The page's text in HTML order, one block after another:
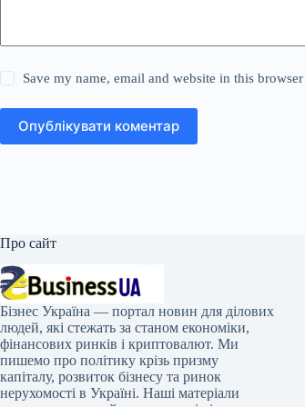
Save my name, email and website in this
Опублікувати коментар
Про сайт
Бізнес Україна — портал новин для ділових
людей, які стежать за станом економіки,
фінансових ринків і криптовалют. Ми
пишемо про політику крізь призму
капіталу, розвиток бізнесу та ринок
нерухомості в Україні. Наші матеріали